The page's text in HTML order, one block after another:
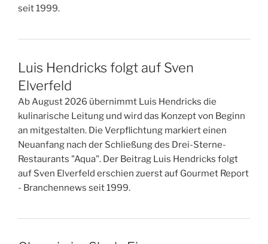
seit 1999.
Luis Hendricks folgt auf Sven
Elverfeld
Ab August 2026 übernimmt Luis Hendricks die
kulinarische Leitung und wird das Konzept von Beginn
an mitgestalten. Die Verpflichtung markiert einen
Neuanfang nach der Schließung des Drei-Sterne-
Restaurants "Aqua". Der Beitrag Luis Hendricks folgt
auf Sven Elverfeld erschien zuerst auf Gourmet Report
- Branchennews seit 1999.